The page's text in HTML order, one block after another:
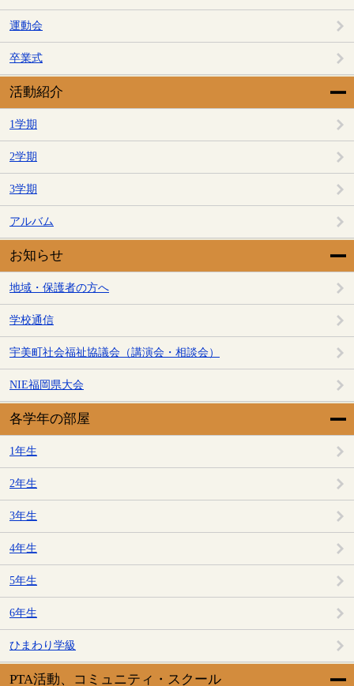
運動会
卒業式
活動紹介
1学期
2学期
3学期
アルバム
お知らせ
地域・保護者の方へ
学校通信
宇美町社会福祉協議会（講演会・相談会）
NIE福岡県大会
各学年の部屋
1年生
2年生
3年生
4年生
5年生
6年生
ひまわり学級
PTA活動、コミュニティ・スクール